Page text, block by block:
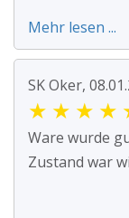
Mehr lesen ...
SK Oker,
★ ★ ★ ★
Ware wurde
Zustand war